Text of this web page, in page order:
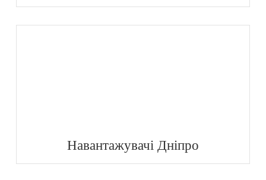
Навантажувачі Дніпро